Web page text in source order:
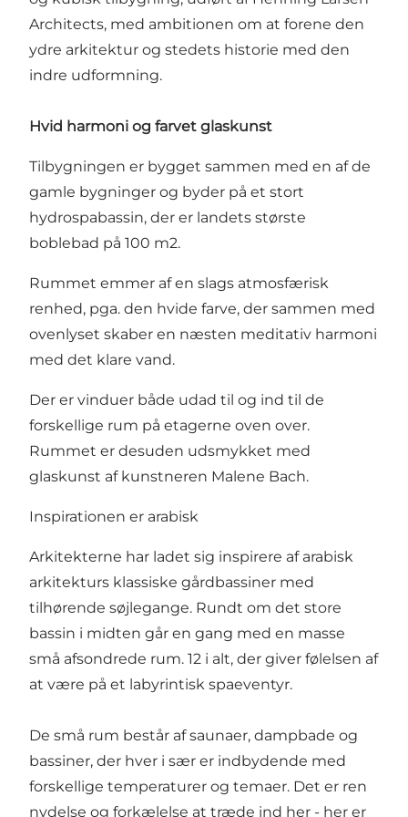
Architects, med ambitionen om at forene den
ydre arkitektur og stedets historie med den
indre udformning.
Hvid harmoni og farvet glaskunst
Tilbygningen er bygget sammen med en af de
gamle bygninger og byder på et stort
hydrospabassin, der er landets største
boblebad på 100 m2.
Rummet emmer af en slags atmosfærisk
renhed, pga. den hvide farve, der sammen med
ovenlyset skaber en næsten meditativ harmoni
med det klare vand.
Der er vinduer både udad til og ind til de
forskellige rum på etagerne oven over.
Rummet er desuden udsmykket med
glaskunst af kunstneren Malene Bach.
Inspirationen er arabisk
Arkitekterne har ladet sig inspirere af arabisk
arkitekturs klassiske gårdbassiner med
tilhørende søjlegange. Rundt om det store
bassin i midten går en gang med en masse
små afsondrede rum. 12 i alt, der giver følelsen af
at være på et labyrintisk spaeventyr.
De små rum består af saunaer, dampbade og
bassiner, der hver i sær er indbydende med
forskellige temperaturer og temaer. Det er ren
nydelse og forkælelse at træde ind her - her er